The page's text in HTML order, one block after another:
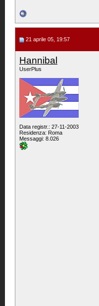
21 aprile 05, 19:57
Hannibal
UserPlus
Data registr.: 27-11-2003
Residenza: Roma
Messaggi: 8.026